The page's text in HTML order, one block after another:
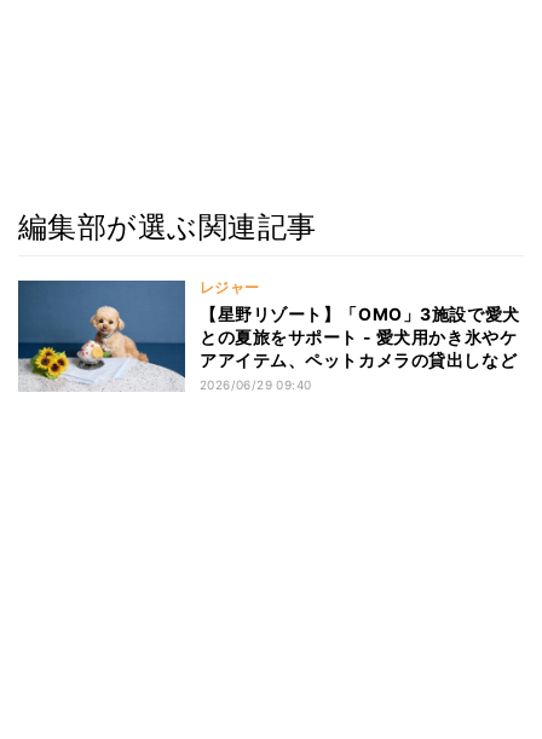
編集部が選ぶ関連記事
レジャー
【星野リゾート】「OMO」3施設で愛犬
との夏旅をサポート - 愛犬用かき氷やケ
アアイテム、ペットカメラの貸出しなど
2026/06/29 09:40